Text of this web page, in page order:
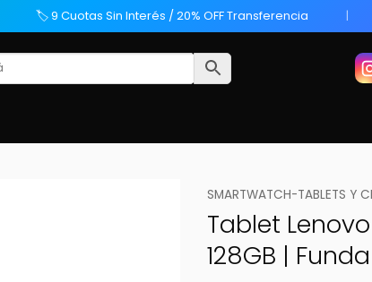
🏷️ 9 Cuotas Sin Interés / 20% OFF Transferencia
SMARTWATCH-TABLETS Y
Tablet Lenovo
128GB |